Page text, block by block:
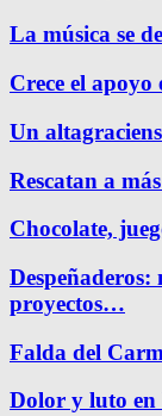
La música se
Crece el
Un
Rescatan a
Chocolate,
proyectos…
Falda del
Dolor y luto